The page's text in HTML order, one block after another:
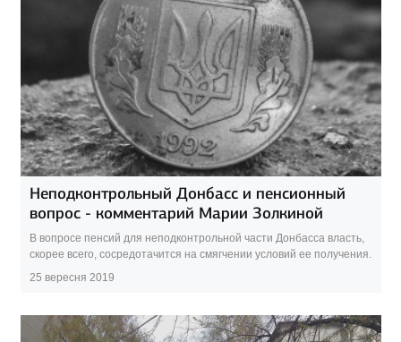
Неподконтрольный Донбасс и пенсионный
вопрос - комментарий Марии Золкиной
В вопросе пенсий для неподконтрольной части Донбасса власть,
скорее всего, сосредотачится на смягчении условий ее получения.
25 вересня 2019